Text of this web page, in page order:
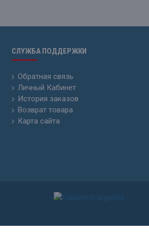
СЛУЖБА ПОДДЕРЖКИ
Обратная связь
Личный Кабинет
История заказов
Возврат товара
Карта сайта